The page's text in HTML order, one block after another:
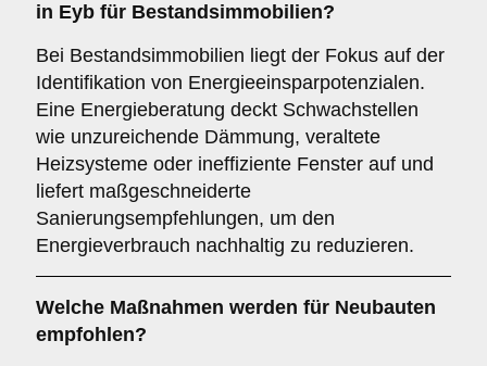
in Eyb für Bestandsimmobilien?
Bei Bestandsimmobilien liegt der Fokus auf der
Identifikation von Energieeinsparpotenzialen.
Eine Energieberatung deckt Schwachstellen
wie unzureichende Dämmung, veraltete
Heizsysteme oder ineffiziente Fenster auf und
liefert maßgeschneiderte
Sanierungsempfehlungen, um den
Energieverbrauch nachhaltig zu reduzieren.
Welche Maßnahmen werden für Neubauten
empfohlen?